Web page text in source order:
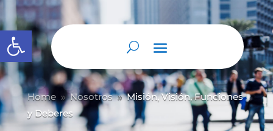
Abrir barra de herramientas
Home 9 Nosotros 9 Misión, Visión, Funciones
y Deberes